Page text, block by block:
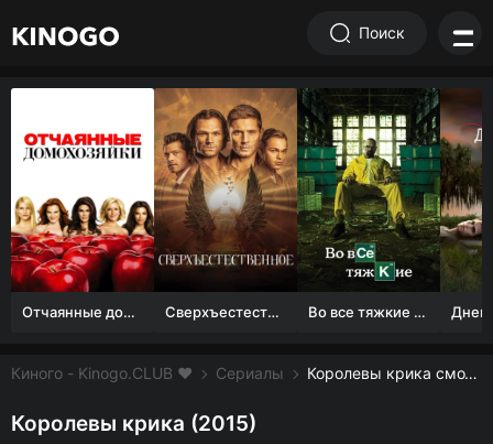
Поиск
Отчаянные домохозяйки (1 сезон) Сверхъестественное Во все тяжкие 1-5 сезон
Киного - Kinogo.CLUB ❤️ Сериалы Королевы крика смотреть онлайн бесплатно
Королевы крика (2015)